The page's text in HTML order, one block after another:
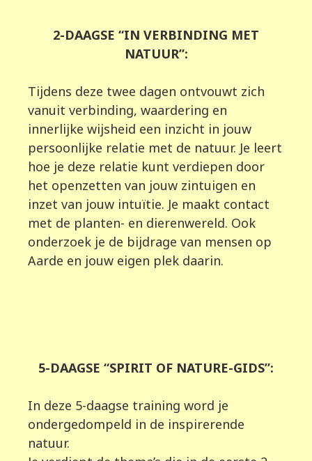
2-DAAGSE “IN VERBINDING MET
NATUUR”:
Tijdens deze twee dagen ontvouwt zich
vanuit verbinding, waardering en
innerlijke wijsheid een inzicht in jouw
persoonlijke relatie met de natuur. Je leert
hoe je deze relatie kunt verdiepen door
het openzetten van jouw zintuigen en
inzet van jouw intuïtie. Je maakt contact
met de planten- en dierenwereld. Ook
onderzoek je de bijdrage van mensen op
Aarde en jouw eigen plek daarin.
5-DAAGSE “SPIRIT OF NATURE-GIDS”:
In deze 5-daagse training word je
ondergedompeld in de inspirerende
natuur.